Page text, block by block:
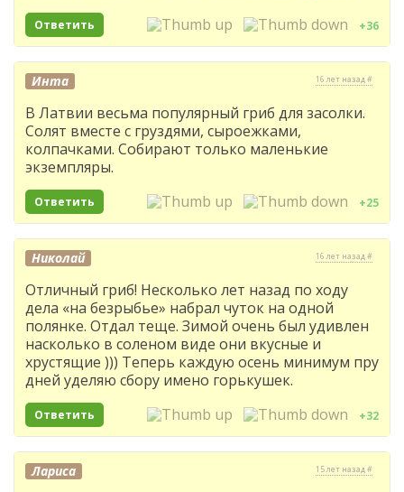
Ответить +36
Инта 16 лет назад #
В Латвии весьма популярный гриб для засолки.
Солят вместе с груздями, сыроежками,
колпачками. Собирают только маленькие
экземпляры.
Ответить +25
Николай 16 лет назад #
Отличный гриб! Несколько лет назад по ходу
дела «на безрыбье» набрал чуток на одной
полянке. Отдал теще. Зимой очень был удивлен
насколько в соленом виде они вкусные и
хрустящие ))) Теперь каждую осень минимум пру
дней уделяю сбору имено горькушек.
Ответить +32
Лариса 15 лет назад #